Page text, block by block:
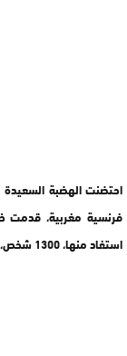
احتضنت الهضبة السعيدة
فرنسية مغربية، قدمت
استفاد منها، 1300 شخص، بالإضافة الى 46 حالة تدخل جراحي.